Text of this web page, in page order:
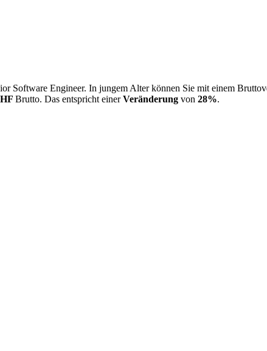
Software Engineer. In jungem Alter können Sie mit einem
Brutto. Das entspricht einerVeränderung von 28%.